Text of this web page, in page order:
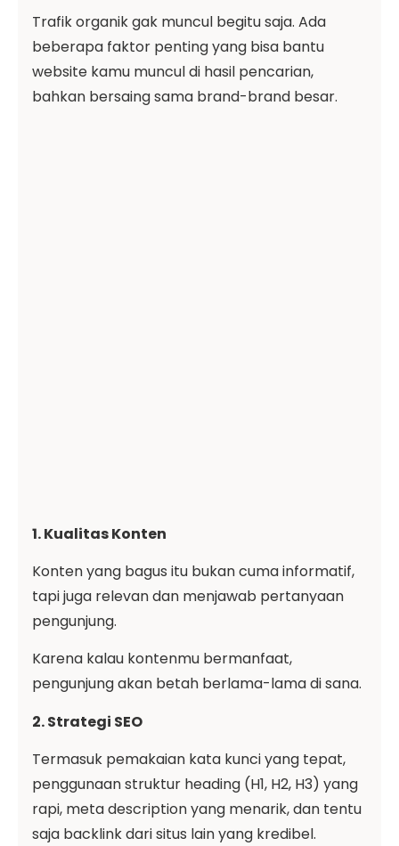
Trafik organik gak muncul begitu saja. Ada
beberapa faktor penting yang bisa bantu
website kamu muncul di hasil pencarian,
bahkan bersaing sama brand-brand besar.
1. Kualitas Konten
Konten yang bagus itu bukan cuma informatif,
tapi juga relevan dan menjawab pertanyaan
pengunjung.
Karena kalau kontenmu bermanfaat,
pengunjung akan betah berlama-lama di sana.
2. Strategi SEO
Termasuk pemakaian kata kunci yang tepat,
penggunaan struktur heading (H1, H2, H3) yang
rapi, meta description yang menarik, dan tentu
saja backlink dari situs lain yang kredibel.